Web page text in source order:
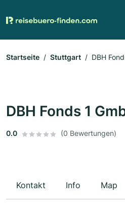
Startseite Stuttgart DBH
DBH Fonds 1
0.0 (0 Bewertungen)
Kontakt Info Map